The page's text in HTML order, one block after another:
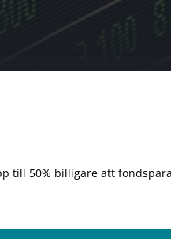
till 50% billigare att